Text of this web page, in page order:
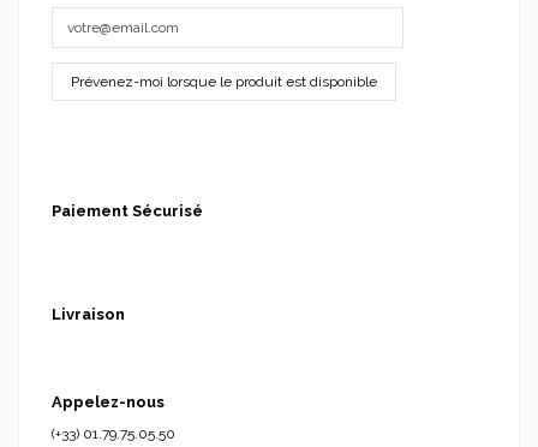
Paiement Sécurisé
Livraison
Appelez-nous
(+33) 01.79.75.05.50